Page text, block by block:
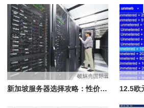
新加坡服务器选择攻略：性价比高，故障售后更重要